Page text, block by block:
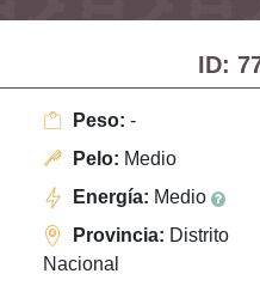
ID:
Peso: -
Pelo: Medio
Energía: Medio
Provincia: Distrito
Nacional